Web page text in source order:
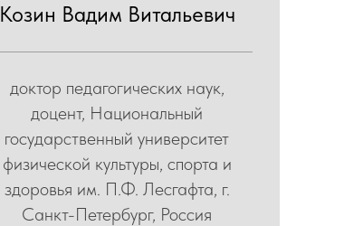
Козин Вадим Витальевич
доктор педагогических наук,
доцент, Национальный
государственный университет
физической культуры, спорта и
здоровья им. П.Ф. Лесгафта, г.
Санкт-Петербург, Россия